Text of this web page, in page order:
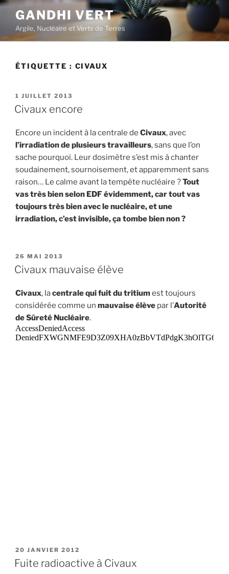
Aller
contenu
principal
GANDHI VERT
Argile, Nucléaire et Verts de Terres
ÉTIQUETTE : CIVAUX
PUBLIÉ
LE
1 JUILLET 2013
Civaux encore
Encore un incident à la centrale de Civaux, avec
l’irradiation de plusieurs travailleurs, sans que l’on
sache pourquoi. Leur dosimètre s’est mis à chanter
soudainement, sournoisement, et apparemment sans
raison… Le calme avant la tempête nucléaire ?Tout
vas très bien selon EDF évidemment, car tout vas
toujours très bien avec le nucléaire, et une
irradiation, c’est invisible, ça tombe bien non ?
PUBLIÉ
LE
26 MAI 2013
Civaux mauvaise élève
Civaux, lacentrale qui fuit du tritiumest toujours
considérée comme un mauvaise élève par l’Autorité
de Sûreté Nucléaire.
PUBLIÉ
LE
20 JANVIER 2012
Fuite radioactive à Civaux